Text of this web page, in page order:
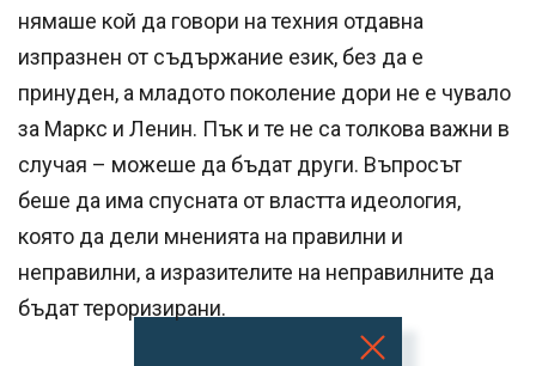
нямаше кой да говори на техния отдавна
изпразнен от съдържание език, без да е
принуден, а младото поколение дори не е чувало
за Маркс и Ленин. Пък и те не са толкова важни в
случая – можеше да бъдат други. Въпросът
беше да има спусната от властта идеология,
която да дели мненията на правилни и
неправилни, а изразителите на неправилните да
бъдат тероризирани.